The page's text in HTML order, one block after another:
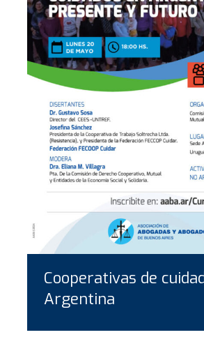
Cooperativas de
Argentina